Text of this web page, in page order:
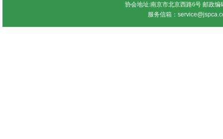
协会地址:南京市北京西路6号 邮政编
服务信箱：